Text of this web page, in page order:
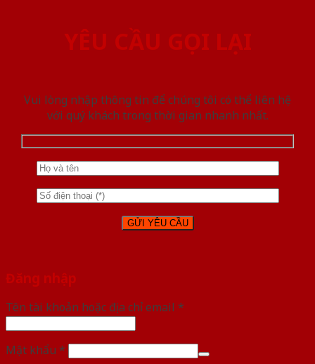
YÊU CẦU GỌI LẠI
Vui lòng nhập thông tin để chúng tôi có thể liên hệ
với quý khách trong thời gian nhanh nhất.
Đăng nhập
Tên tài khoản hoặc địa chỉ email *
Mật khẩu *